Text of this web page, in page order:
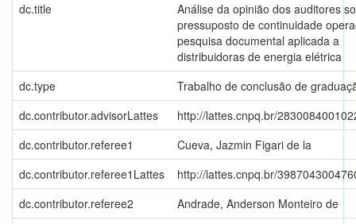
dc.title
Análise da opinião dos auditores
pressuposto de continuidade
pesquisa documental aplicada a
distribuidoras de energia elétrica
dc.type
Trabalho de conclusão de
dc.contributor.advisorLattes
http://lattes.cnpq.br/
dc.contributor.referee1
Cueva, Jazmin Figari de la
dc.contributor.referee1Lattes
http://lattes.cnpq.br/
dc.contributor.referee2
Andrade, Anderson Monteiro de